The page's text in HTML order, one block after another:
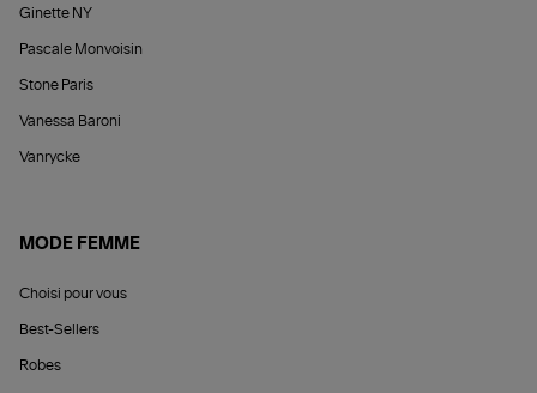
Ginette NY
Pascale Monvoisin
Stone Paris
Vanessa Baroni
Vanrycke
MODE FEMME
Choisi pour vous
Best-Sellers
Robes